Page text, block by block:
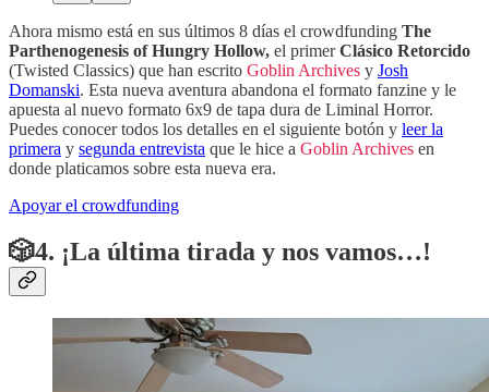
Ahora mismo está en sus últimos 8 días el crowdfunding The
Parthenogenesis of Hungry Hollow, el primerClásico Retorcido
(Twisted Classics) que han escrito Goblin Archives y Josh
Domanski. Esta nueva aventura abandona el formato fanzine y le
apuesta al nuevo formato 6x9 de tapa dura de Liminal Horror.
Puedes conocer todos los detalles en el siguiente botón y leer la
primera y segunda entrevista que le hice a Goblin Archives en
donde platicamos sobre esta nueva era.
Apoyar el crowdfunding
🎲4. ¡La última tirada y nos vamos…!